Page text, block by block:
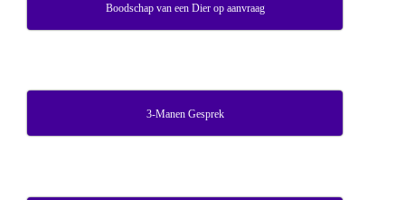
Boodschap van een Dier op aanvraag
3-Manen Gesprek